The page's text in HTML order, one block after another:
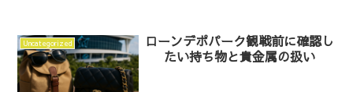
Uncategorized
ローンデポパーク観戦前に確認し
たい持ち物と貴金属の扱い